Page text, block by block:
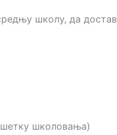
школу, да
школовања)